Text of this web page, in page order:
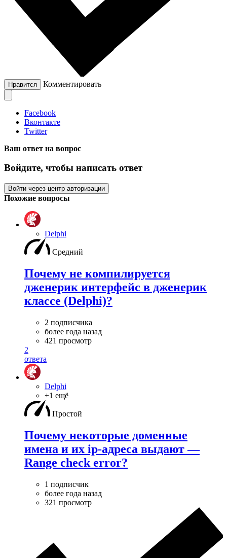
Нравится Комментировать
Facebook
Вконтакте
Twitter
Ваш ответ на вопрос
Войдите, чтобы написать ответ
Войти через центр авторизации
Похожие вопросы
Delphi
Средний
Почему не компилируется
дженерик интерфейс в дженерик
классе (Delphi)?
2 подписчика
более года назад
421 просмотр
2
ответа
Delphi
+1 ещё
Простой
Почему некоторые доменные
имена и их ip-адреса выдают —
Range check error?
1 подписчик
более года назад
321 просмотр